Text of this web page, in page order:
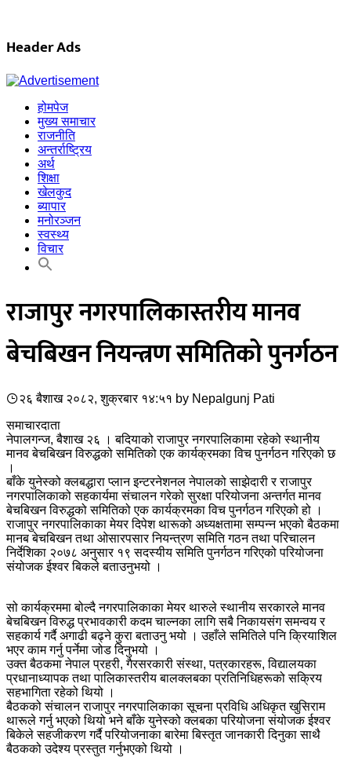
Header Ads
होमपेज
मुख्य समाचार
राजनीति
अन्तर्राष्ट्रिय
अर्थ
शिक्षा
खेलकुद
ब्यापार
मनोरञ्जन
स्वस्थ्य
विचार
राजापुर नगरपालिकास्तरीय मानव
बेचबिखन नियन्त्रण समितिको पुनर्गठन
२६ बैशाख २०८२, शुक्रबार १४:५१ by Nepalgunj Pati
समाचारदाता
नेपालगन्ज, बैशाख २६ । बदियाको राजापुर नगरपालिकामा रहेको स्थानीय
मानव बेचबिखन विरुद्धको समितिको एक कार्यक्रमका विच पुनर्गठन गरिएको छ
।
बाँके युनेस्को क्लबद्धारा प्लान इन्टरनेशनल नेपालको साझेदारी र राजापुर
नगरपालिकाको सहकार्यमा संचालन गरेको सुरक्षा परियोजना अन्तर्गत मानव
बेचबिखन विरुद्धको समितिको एक कार्यक्रमका विच पुनर्गठन गरिएको हो ।
राजापुर नगरपालिकाका मेयर दिपेश थारूको अध्यक्षतामा सम्पन्न भएको बैठकमा
मानब बेचबिखन तथा ओसारपसार नियन्त्रण समिति गठन तथा परिचालन
निर्देशिका २०७८ अनुसार १९ सदस्यीय समिति पुनर्गठन गरिएको परियोजना
संयोजक ईश्वर बिकले बताउनुभयो ।
सो कार्यक्रममा बोल्दै नगरपालिकाका मेयर थारुले स्थानीय सरकारले मानव
बेचबिखन विरुद्ध प्रभावकारी कदम चाल्नका लागि सबै निकायसंग समन्वय र
सहकार्य गर्दै अगाढी बढ्ने कुरा बताउनु भयो । उहाँले समितिले पनि क्रियाशिल
भएर काम गर्नु पर्नेमा जोड दिनुभयो ।
उक्त बैठकमा नेपाल प्रहरी, गैरसरकारी संस्था, पत्रकारहरू, विद्यालयका
प्रधानाध्यापक तथा पालिकास्तरीय बालक्लबका प्रतिनिधिहरूको सक्रिय
सहभागिता रहेको थियो ।
बैठकको संचालन राजापुर नगरपालिकाका सूचना प्रविधि अधिकृत खुसिराम
थारूले गर्नु भएको थियो भने बाँके युनेस्को क्लबका परियोजना संयोजक ईश्वर
बिकेले सहजीकरण गर्दै परियोजनाका बारेमा बिस्तृत जानकारी दिनुका साथै
बैठकको उदेश्य प्रस्तुत गर्नुभएको थियो ।